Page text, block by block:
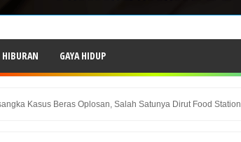
HIBURAN GAYA HIDUP
Kasus Beras Oplosan, Salah Satunya Dirut Food Station